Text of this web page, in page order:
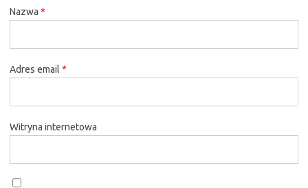
Nazwa *
Adres email *
Witryna internetowa